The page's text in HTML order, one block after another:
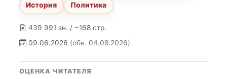
439 991 зн. / ~168 стр.
09.06.2026 (обн. 04.08.2026)
История
Политика
ОЦЕНКА ЧИТАТЕЛЯ